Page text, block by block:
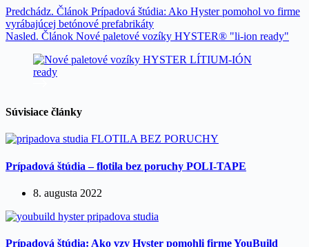
Predchádz. Článok Prípadová štúdia: Ako Hyster pomohol vo firme
vyrábajúcej betónové prefabrikáty
Nasled. Článok Nové paletové vozíky HYSTER® "li-ion ready"
Súvisiace články
Prípadová štúdia – flotila bez poruchy POLI-TAPE
8. augusta 2022
Prípadová štúdia: Ako vzv Hyster pomohli firme YouBuild